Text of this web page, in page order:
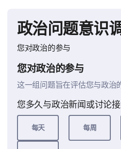
政治问题意识
您对政治的参与
您对政治的参与
这一组问题旨在评估您与政治
您多久与政治新闻或讨论接
每天 每周